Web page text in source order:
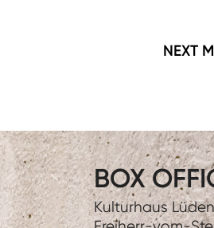
NEXT
BOX
Kulturhaus